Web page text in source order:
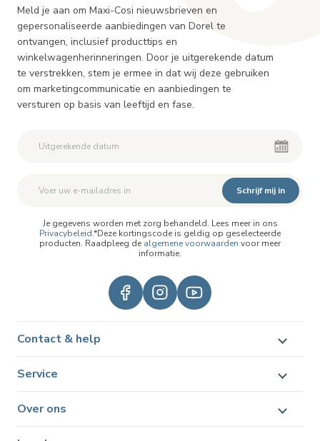
Meld je aan om Maxi-Cosi nieuwsbrieven en
gepersonaliseerde aanbiedingen van Dorel te
ontvangen, inclusief producttips en
winkelwagenherinneringen. Door je uitgerekende datum
te verstrekken, stem je ermee in dat wij deze gebruiken
om marketingcommunicatie en aanbiedingen te
versturen op basis van leeftijd en fase.
Schrijf mij in
Je gegevens worden met zorg behandeld. Lees meer in ons
Privacybeleid.*Deze kortingscode is geldig op geselecteerde
producten. Raadpleeg de algemene voorwaarden voor meer
informatie.
Contact & help
Service
Over ons